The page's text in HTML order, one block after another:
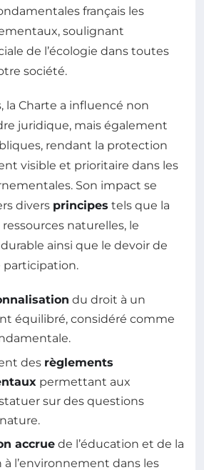
français les
soulignant
de l’écologie dans toutes
société.
la Charte a influencé non
juridique, mais également
rendant la protection
visible et prioritaire dans les
Son impact se
divers principes tels que la
naturelles, le
ainsi que le devoir de
du droit à un
équilibré, considéré comme
des règlements
permettant aux
sur des questions
accrue de l’éducation et de la
l’environnement dans les